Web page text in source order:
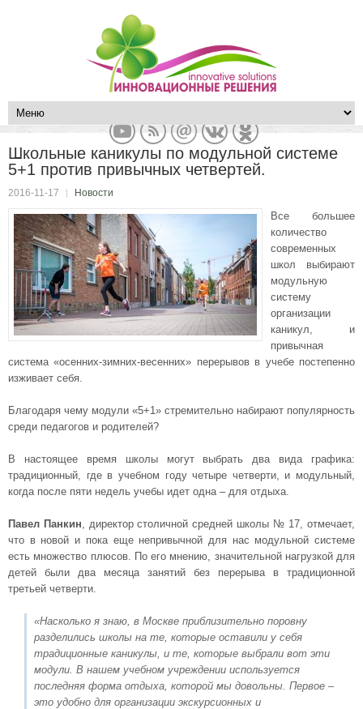
Школьные каникулы по модульной системе
5+1 против привычных четвертей.
2016-11-17 Новости
Все большее
количество
современных
школ выбирают
модульную
систему
организации
каникул, и
привычная
система «осенних-зимних-весенних» перерывов в учебе постепенно
изживает себя.
Благодаря чему модули «5+1» стремительно набирают популярность
среди педагогов и родителей?
В настоящее время школы могут выбрать два вида графика:
традиционный, где в учебном году четыре четверти, и модульный,
когда после пяти недель учебы идет одна – для отдыха.
Павел Панкин, директор столичной средней школы № 17, отмечает,
что в новой и пока еще непривычной для нас модульной системе
есть множество плюсов. По его мнению, значительной нагрузкой для
детей были два месяца занятий без перерыва в традиционной
третьей четверти.
«Насколько я знаю, в Москве приблизительно поровну
разделились школы на те, которые оставили у себя
традиционные каникулы, и те, которые выбрали вот эти
модули. В нашем учебном учреждении используется
последняя форма отдыха, которой мы довольны. Первое –
это удобно для организации экскурсионных и